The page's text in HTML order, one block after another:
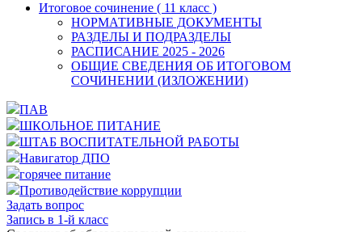
Итоговое сочинение ( 11 класс )
НОРМАТИВНЫЕ ДОКУМЕНТЫ
РАЗДЕЛЫ И ПОДРАЗДЕЛЫ
РАСПИСАНИЕ 2025 - 2026
ОБЩИЕ СВЕДЕНИЯ ОБ ИТОГОВОМ
СОЧИНЕНИИ (ИЗЛОЖЕНИИ)
ПАВ
ШКОЛЬНОЕ ПИТАНИЕ
ШТАБ ВОСПИТАТЕЛЬНОЙ РАБОТЫ
Навигатор ДПО
горячее питание
Противодействие коррупции
Задать вопрос
Запись в 1-й класс